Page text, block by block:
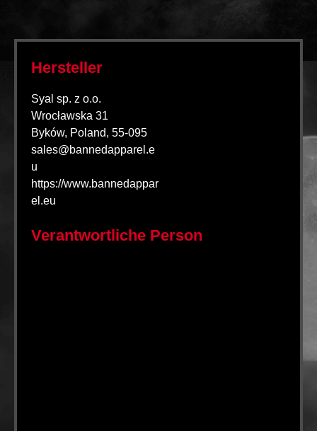
Hersteller
Syal sp. z o.o.
Wrocławska 31
Byków, Poland, 55-095
sales@bannedapparel.e
u
https://www.bannedappar
el.eu
Verantwortliche Person